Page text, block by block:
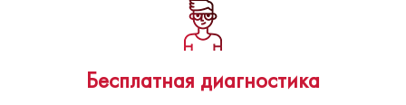
Бесплатная диагностика